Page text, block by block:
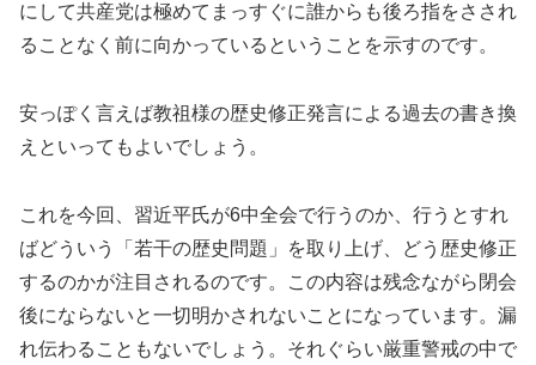
にして共産党は極めてまっすぐに誰からも後ろ指をさされ
ることなく前に向かっているということを示すのです。
安っぽく言えば教祖様の歴史修正発言による過去の書き換
えといってもよいでしょう。
これを今回、習近平氏が6中全会で行うのか、行うとすれ
ばどういう「若干の歴史問題」を取り上げ、どう歴史修正
するのかが注目されるのです。この内容は残念ながら閉会
後にならないと一切明かされないことになっています。漏
れ伝わることもないでしょう。それぐらい厳重警戒の中で